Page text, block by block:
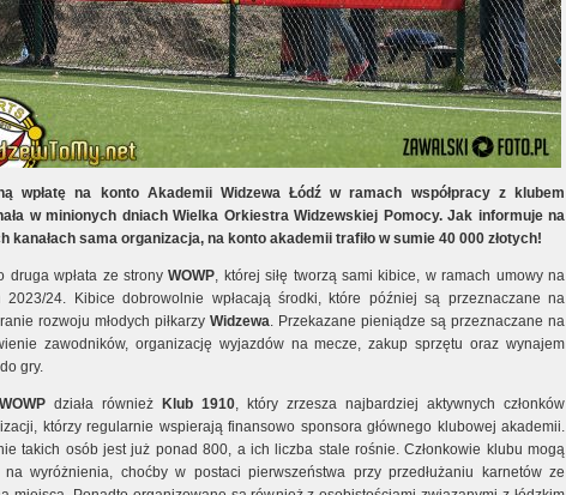
wpłatę na konto Akademii Widzewa Łódź w ramach współpracy z klubem
w minionych dniach Wielka Orkiestra Widzewskiej Pomocy. Jak informuje na
kanałach sama organizacja, na konto akademii trafiło w sumie 40 000 złotych!
druga wpłata ze stronyWOWP, której siłę tworzą sami kibice, w ramach umowy na
2023/24. Kibice dobrowolnie wpłacają środki, które później są przeznaczane na
rozwoju młodych piłkarzy Widzewa. Przekazane pieniądze są przeznaczane na
zawodników, organizację wyjazdów na mecze, zakup sprzętu oraz wynajem
gry.
WOWP działa również Klub 1910, który zrzesza najbardziej aktywnych członków
którzy regularnie wspierają finansowo sponsora głównego klubowej akademii.
takich osób jest już ponad 800, a ich liczba stale rośnie. Członkowie klubu mogą
na wyróżnienia, choćby w postaci pierwszeństwa przy przedłużaniu karnetów ze